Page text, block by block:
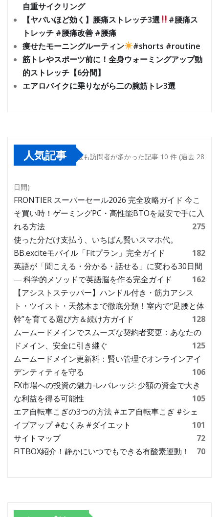
自重サイクリング
【ヤバいほど効く】腰痛ストレッチ3選
#腰痛ス
トレッチ #腰痛改善 #腰痛
痩せたモーニングルーティン
#shorts #routine
筋トレやスポーツ前に！全身ウォーミングアップ動
的ストレッチ【6分間】
エアロバイクに乗りながら二の腕筋トレ3選
人気記事 最も訪問者が多かった記事 10 件 (過去 28
日間)
FRONTIER スーパーセール2026 完全攻略ガイド 今こ
そ買い時！ゲーミングPC・高性能BTOを最安で手に入
れる方法
275
使った分だけ支払う、いちばん賢いスマホ代。
BB.exciteモバイル「Fitプラン」完全ガイド
182
英語が「聞こえる・分かる・話せる」に変わる30日間
― 科学的メソッドで英語脳を作る完全ガイド
162
【アシストステッパー】ハンドル付き・筋力アシス
ト・ツイスト・天然木まで徹底分類！室内で“足腰と体
幹”を育てる選び方＆続け方ガイド
128
ムームードメインでスムーズな契約者変更：あなたの
ドメイン、安全に引き継ぐ
125
ムームードメイン更新料：賢い管理でオンラインアイ
デンティティを守る
106
FX市場への投資の魅力-レバレッジ: 少額の資金で大き
な利益を得る可能性
105
エア自転車こぎの3つの方法 #エア自転車こぎ #シェ
イプアップ #むくみ #ダイエット
101
サイトマップ
72
FITBOX紹介！静かにいつでもできる有酸素運動！
70